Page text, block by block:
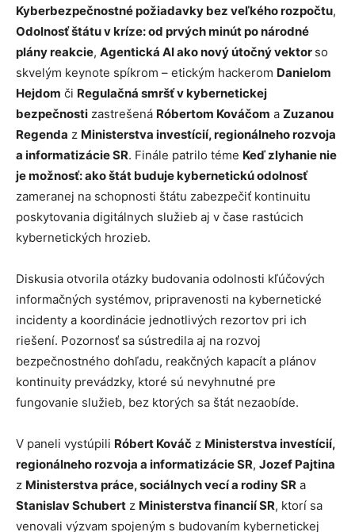
Kyberbezpečnostné požiadavky bez veľkého rozpočtu,
Odolnosť štátu v kríze: od prvých minút po národné
plány reakcie, Agentická AI ako nový útočný vektor so
skvelým keynote spíkrom – etickým hackerom Danielom
Hejdom či Regulačná smršť v kybernetickej
bezpečnosti zastrešená Róbertom Kováčom a Zuzanou
Regenda z Ministerstva investícií, regionálneho rozvoja
a informatizácie SR. Finále patrilo téme Keď zlyhanie nie
je možnosť: ako štát buduje kybernetickú odolnosť
zameranej na schopnosti štátu zabezpečiť kontinuitu
poskytovania digitálnych služieb aj v čase rastúcich
kybernetických hrozieb.
Diskusia otvorila otázky budovania odolnosti kľúčových
informačných systémov, pripravenosti na kybernetické
incidenty a koordinácie jednotlivých rezortov pri ich
riešení. Pozornosť sa sústredila aj na rozvoj
bezpečnostného dohľadu, reakčných kapacít a plánov
kontinuity prevádzky, ktoré sú nevyhnutné pre
fungovanie služieb, bez ktorých sa štát nezaobíde.
V paneli vystúpili Róbert Kováč z Ministerstva investícií,
regionálneho rozvoja a informatizácie SR, Jozef Pajtina
z Ministerstva práce, sociálnych vecí a rodiny SR a
Stanislav Schubert z Ministerstva financií SR, ktorí sa
venovali výzvam spojeným s budovaním kybernetickej